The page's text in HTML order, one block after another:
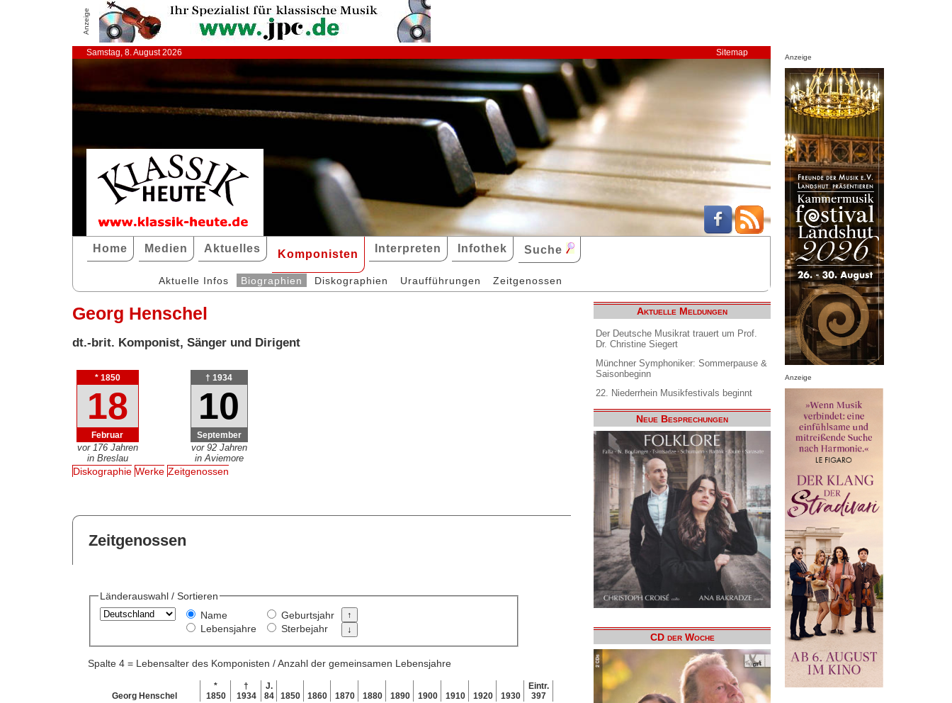
Anzeige
Samstag, 8. August 2026 Sitemap
Home Medien Aktuelles Komponisten Interpreten Infothek Suche
Aktuelle Infos Biographien Diskographien Uraufführungen Zeitgenossen
Georg Henschel
dt.-brit. Komponist, Sänger und Dirigent
* 1850
18
Februar
vor 176 Jahren
in Breslau
† 1934
10
September
vor 92 Jahren
in Aviemore
Diskographie Werke Zeitgenossen
Zeitgenossen
Länderauswahl / Sortieren
Name
Lebensjahre
Geburtsjahr
Sterbejahr
Spalte 4 = Lebensalter des Komponisten / Anzahl der gemeinsamen Lebensjahre
Georg Henschel
*
1850
†
1934
J.
84
1850 1860 1870 1880 1890 1900 1910 1920 1930
Eintr.
397
Aktuelle Meldungen
Der Deutsche Musikrat trauert um Prof.
Dr. Christine Siegert
Münchner Symphoniker: Sommerpause &
Saisonbeginn
22. Niederrhein Musikfestivals beginnt
Neue Besprechungen
CD der Woche
Anzeige
Anzeige